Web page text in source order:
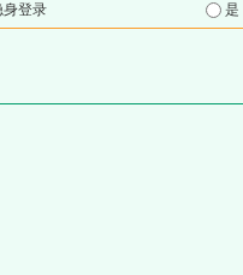
身登录